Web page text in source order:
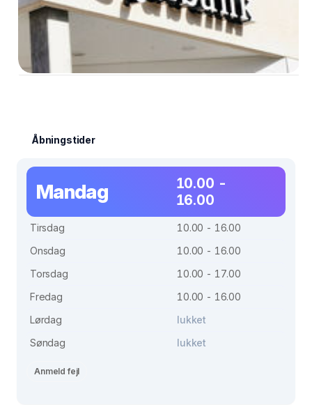
Åbningstider
Mandag
10.00 -
16.00
Tirsdag
10.00 - 16.00
Onsdag
10.00 - 16.00
Torsdag
10.00 - 17.00
Fredag
10.00 - 16.00
Lørdag
lukket
Søndag
lukket
Anmeld fejl